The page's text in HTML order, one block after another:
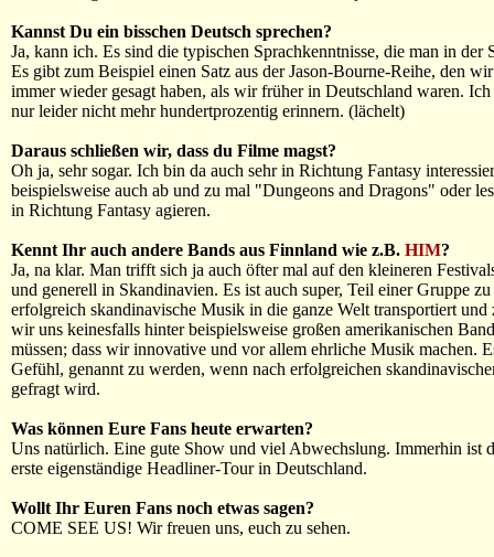
Kannst Du ein bisschen Deutsch sprechen?
Ja, kann ich. Es sind die typischen Sprachkenntnisse, die man in der
Es gibt zum Beispiel einen Satz aus der Jason-Bourne-Reihe, den
immer wieder gesagt haben, als wir früher in Deutschland waren.
nur leider nicht mehr hundertprozentig erinnern. (lächelt)
Daraus schließen wir, dass du Filme magst?
Oh ja, sehr sogar. Ich bin da auch sehr in Richtung Fantasy
beispielsweise auch ab und zu mal "Dungeons and Dragons" oder
in Richtung Fantasy agieren.
Kennt Ihr auch andere Bands aus Finnland wie z.B. HIM?
Ja, na klar. Man trifft sich ja auch öfter mal auf den kleineren
und generell in Skandinavien. Es ist auch super, Teil einer Gruppe zu
erfolgreich skandinavische Musik in die ganze Welt transportiert und
wir uns keinesfalls hinter beispielsweise großen amerikanischen
müssen; dass wir innovative und vor allem ehrliche Musik machen.
Gefühl, genannt zu werden, wenn nach erfolgreichen
gefragt wird.
Was können Eure Fans heute erwarten?
Uns natürlich. Eine gute Show und viel Abwechslung. Immerhin ist
erste eigenständige Headliner-Tour in Deutschland.
Wollt Ihr Euren Fans noch etwas sagen?
COME SEE US! Wir freuen uns, euch zu sehen.